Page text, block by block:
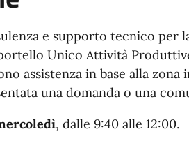
e supporto tecnico per
Unico Attività
assistenza in base alla
una domanda o una
, dalle 9:40 alle 12:00.